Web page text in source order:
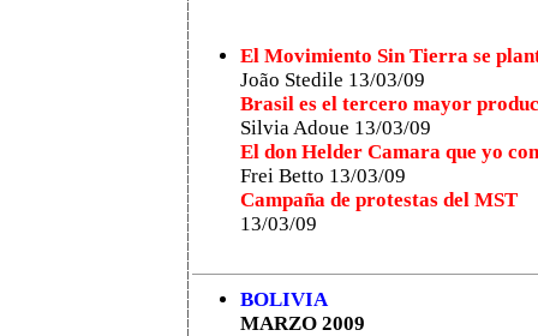
El Movimiento Sin Tierra se
João Stedile 13/03/09
Brasil es el tercero mayor
Silvia Adoue 13/03/09
El don Helder Camara que yo
Frei Betto 13/03/09
Campaña de protestas del MST
13/03/09
BOLIVIA
MARZO 2009